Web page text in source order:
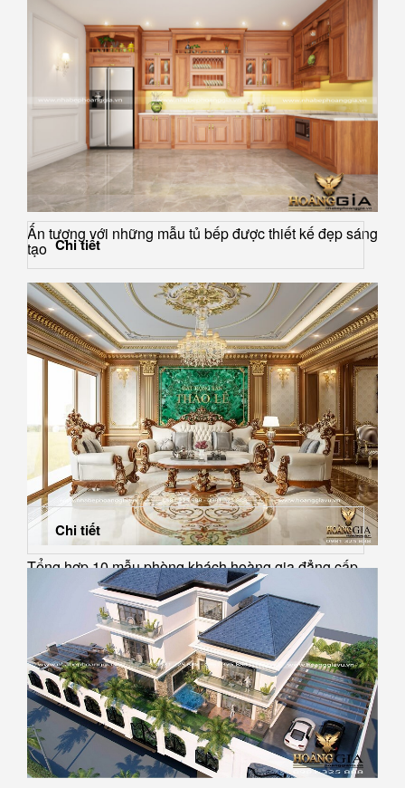
Ấn tượng với những mẫu tủ bếp được thiết kế đẹp sáng
tạo Chi tiết
Tổng hợp 10 mẫu phòng khách hoàng gia đẳng cấp
Chi tiết